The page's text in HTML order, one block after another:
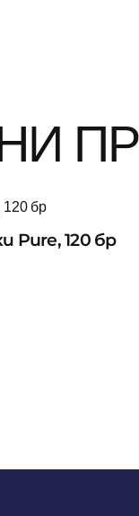
Pure, 120 бр